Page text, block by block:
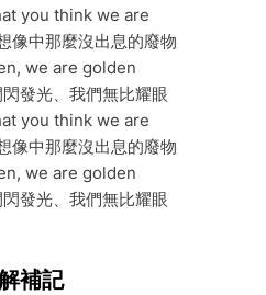
you think we are
像中那麼沒出息的廢物
we are golden
發光、我們無比耀眼
you think we are
像中那麼沒出息的廢物
we are golden
發光、我們無比耀眼
補記